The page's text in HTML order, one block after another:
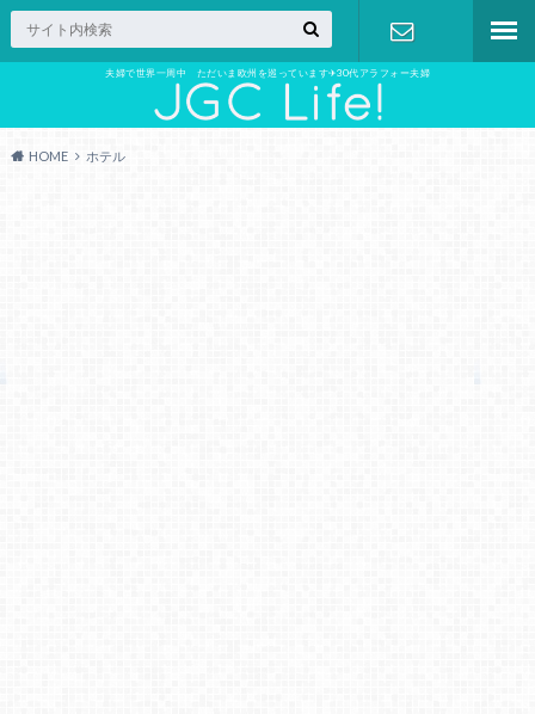
夫婦で世界一周中 ただいま欧州を巡っています✈︎30代アラフォー夫婦
お問い合わ
HOME ホテル